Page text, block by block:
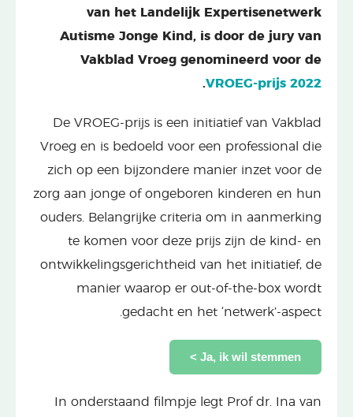
van het Landelijk Expertisenetwerk
Autisme Jonge Kind, is door de jury van
Vakblad Vroeg genomineerd voor de
VROEG-prijs 2022
.
De VROEG-prijs is een initiatief van Vakblad
Vroeg en is bedoeld voor een professional die
zich op een bijzondere manier inzet voor de
zorg aan jonge of ongeboren kinderen en hun
ouders. Belangrijke criteria om in aanmerking
te komen voor deze prijs zijn de kind- en
ontwikkelingsgerichtheid van het initiatief, de
manier waarop er out-of-the-box wordt
gedacht en het ‘netwerk’-aspect.
Ja, ik wil stemmen >
In onderstaand filmpje legt Prof dr. Ina van